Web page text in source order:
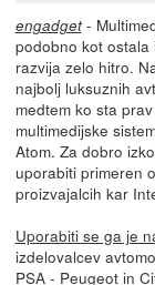
engadget-
podobno kot ostala
razvija zelo hitro.
najbolj luksuznih
medtem ko sta
multimedijske
Atom. Za dobro
uporabiti primeren
proizvajalcih kar
Uporabiti se ga je
izdelovalcev
PSA - Peugeot in